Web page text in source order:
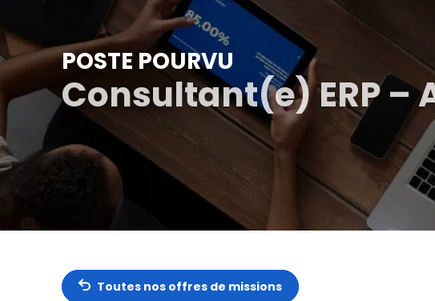
POSTE POURVU
Consultant(e) ERP –
Toutes nos offres de missions